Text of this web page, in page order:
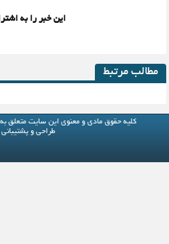
این خبر را به
مطالب مرتبط
کلیه حقوق مادی و معنوی این سایت متعلق
طراحی و پشتیبانی